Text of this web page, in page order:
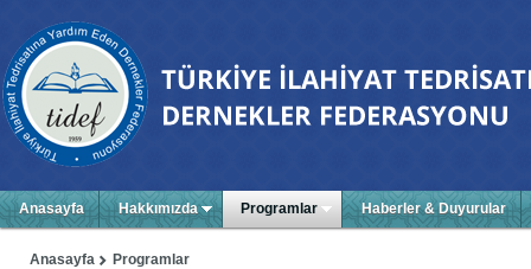
Anasayfa Hakkımızda Programlar Haberler & Duyurular
Programlar
Anasayfa